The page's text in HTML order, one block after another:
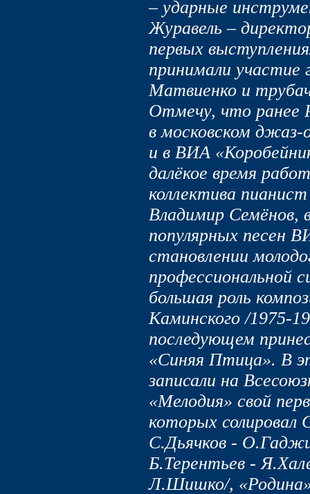
– ударные
Журавель –
первых
принимали участие
Матвиенко и
Отмечу, что ранее
в московском
и в ВИА
далёкое время
коллектива
Владимир Семёнов,
популярных песен
становлении
профессиональной
большая роль
Каминского /1975-
последующем
«Синяя Птица». В
записали на
«Мелодия» свой
которых солировал
С.Дьячков -
Б.Терентьев -
Л.Шишко/, «Родина»